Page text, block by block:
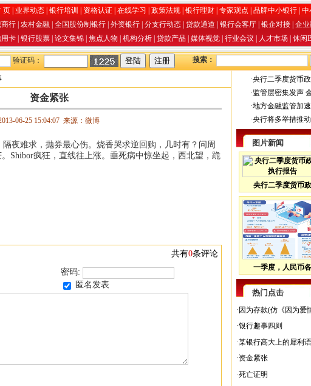
页 业界动态 银行培训 资格认证 在线学习 政策法规 银行理财 专家观点 品牌中小银行 中
行 农村金融 全国股份制银行 外资银行 分支行动态 贷款通道 银行会客厅 银企对接 企
卡 银行股票 论文集锦 焦点人物 机构分析 贷款产品 媒体视觉 行业会议 人才市场 休闲
验证码： 搜索：
资金紧张
06-25 15:04:07 来源：微博
夜难求，抛券最心伤。烧香哭求逆回购，几时有？问周
Shibor疯狂，直线往上涨。垂死病中惊坐起，西北望，跪
共有0条评论
密码:
匿名发表
·央行二季度货币
·监管层密集发声
·地方金融监管加
·央行将多举措推
图片新闻
央行二季度货币政
一季度，人民币各
热门点击
·因为存款(仿《因为爱
·银行趣事四则
·某银行高大上的犀利
·资金紧张
·死亡证明